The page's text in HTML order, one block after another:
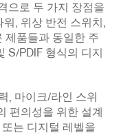
으로 두 가지 장점을
, 위상 반전 스위치,
제품들과 동일한 주
S/PDIF 형식의 디지
, 마이크/라인 스위
편의성을 위한 설계
는 디지털 레벨을